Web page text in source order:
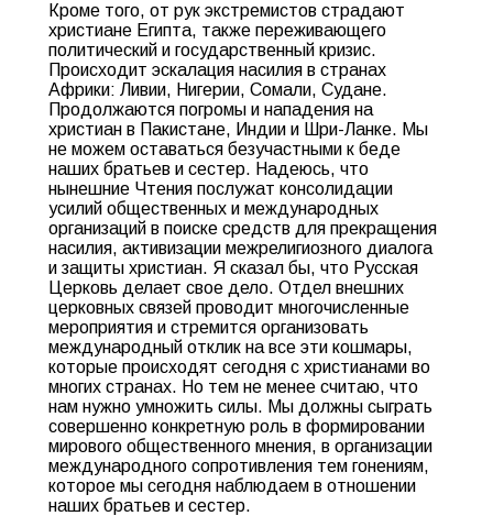
Кроме того, от рук экстремистов страдают
христиане Египта, также переживающего
политический и государственный кризис.
Происходит эскалация насилия в странах
Африки: Ливии, Нигерии, Сомали, Судане.
Продолжаются погромы и нападения на
христиан в Пакистане, Индии и Шри-Ланке. Мы
не можем оставаться безучастными к беде
наших братьев и сестер. Надеюсь, что
нынешние Чтения послужат консолидации
усилий общественных и международных
организаций в поиске средств для прекращения
насилия, активизации межрелигиозного диалога
и защиты христиан. Я сказал бы, что Русская
Церковь делает свое дело. Отдел внешних
церковных связей проводит многочисленные
мероприятия и стремится организовать
международный отклик на все эти кошмары,
которые происходят сегодня с христианами во
многих странах. Но тем не менее считаю, что
нам нужно умножить силы. Мы должны сыграть
совершенно конкретную роль в формировании
мирового общественного мнения, в организации
международного сопротивления тем гонениям,
которое мы сегодня наблюдаем в отношении
наших братьев и сестер.